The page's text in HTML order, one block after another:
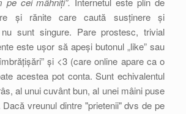
și rănite care caută susținere și
sunt singure. Pare prostesc, trivial
este ușor să apeși butonul „like” sau
și <3 (care online apare ca o
acestea pot conta. Sunt echivalentul
al unui cuvânt bun, al unei mâini puse
vreunul dintre "prietenii" dvs de pe